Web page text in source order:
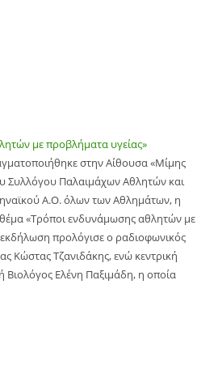
με προβλήματα υγείας»
στην Αίθουσα «Μίμης
Συλλόγου Παλαιμάχων Αθλητών και
Α.Ο. όλων των Αθλημάτων, η
«Τρόποι ενδυνάμωσης αθλητών με
προλόγισε ο ραδιοφωνικός
Κώστας Τζανιδάκης, ενώ κεντρική
Βιολόγος Ελένη Παξιμάδη, η οποία